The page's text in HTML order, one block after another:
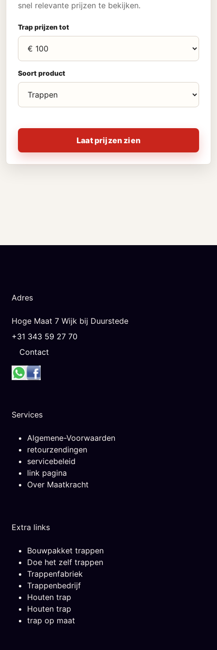
snel relevante prijzen te bekijken.
Trap prijzen tot
Soort product
Adres
Hoge Maat 7 Wijk bij Duurstede
+31 343 59 27 70
Contact
Services
Algemene-Voorwaarden
retourzendingen
servicebeleid
link pagina
Over Maatkracht
Extra links
Bouwpakket trappen
Doe het zelf trappen
Trappenfabriek
Trappenbedrijf
Houten trap
Houten trap
trap op maat